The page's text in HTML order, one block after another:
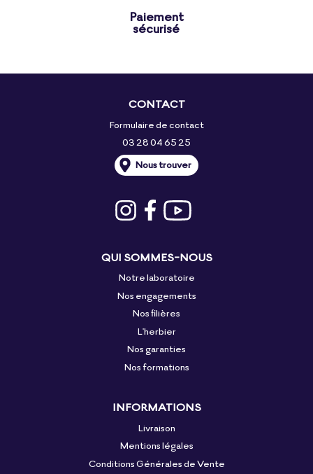
Paiement
sécurisé
CONTACT
Formulaire de contact
03 28 04 65 25
Nous trouver
QUI SOMMES-NOUS
Notre laboratoire
Nos engagements
Nos filières
L'herbier
Nos garanties
Nos formations
INFORMATIONS
Livraison
Mentions légales
Conditions Générales de Vente